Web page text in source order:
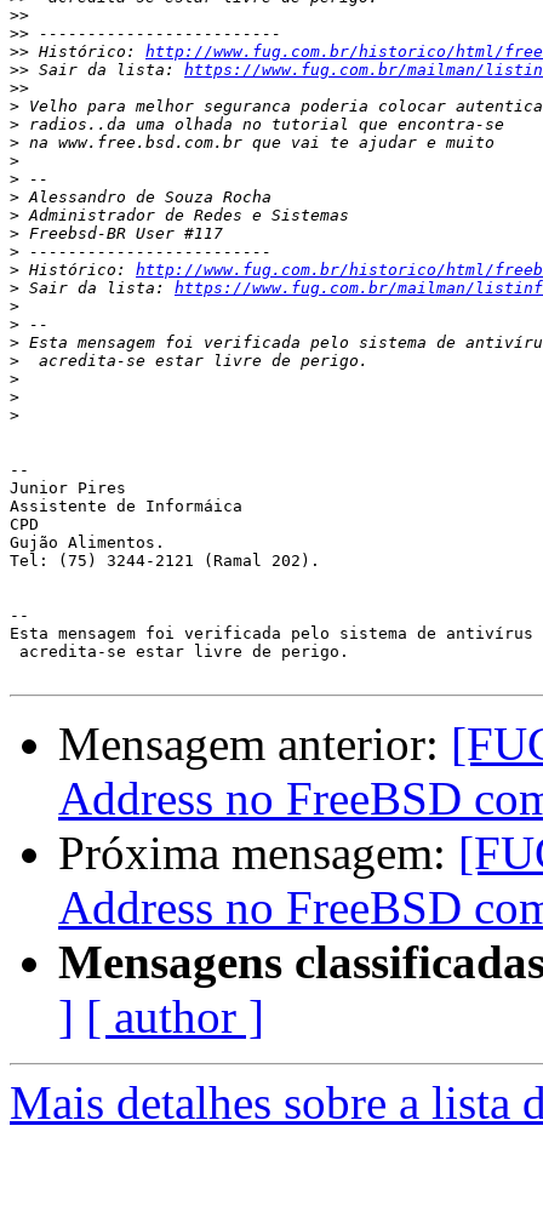
>>
>>
>> Histórico: http://www.fug.com.br/historico/html/
>> Sair da lista: https://www.fug.com.br/mailman/
>>
>
>
>
>
>
>
>
>
>
> Histórico: http://www.fug.com.br/historico/html/
> Sair da lista: https://www.fug.com.br/mailman/
>
>
>
>
>
>
>
--
Junior Pires
Assistente de Informáica
CPD
Gujão Alimentos.
Tel: (75) 3244-2121 (Ramal 202).
--
Esta mensagem foi verificada pelo sistema de antivírus
acredita-se estar livre de perigo.
Mensagem anterior:
Address no FreeBSD
Próxima mensagem:
Address no FreeBSD
Mensagens
] [ author ]
Mais detalhes sobre a lista